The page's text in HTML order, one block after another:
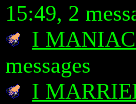
15:49, 2
I
messages
I